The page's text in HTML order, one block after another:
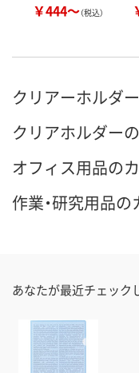
￥444～（税込）
クリアーホルダ
クリアホルダー
オフィス用品の
作業・研究用品
あなたが最近チェック